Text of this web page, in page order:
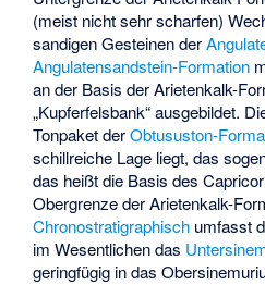
(meist nicht sehr scharfen)
sandigen Gesteinen der
Angulatensandstein-Formation
an der Basis der Arietenkalk-
„Kupferfelsbank“ ausgebildet.
Tonpaket derObtususton-
schillreiche Lage liegt, das
das heißt die Basis des
Obergrenze der Arietenkalk-
Chronostratigraphisch umfasst
im Wesentlichen das
geringfügig in das